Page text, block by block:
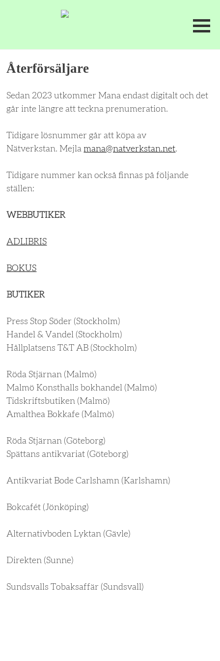
Återförsäljare
Sedan 2023 utkommer Mana endast digitalt och det
går inte längre att teckna prenumeration.
Tidigare lösnummer går att köpa av
Nätverkstan. Mejla mana@natverkstan.net.
Tidigare nummer kan också finnas på följande
ställen:
WEBBUTIKER
ADLIBRIS
BOKUS
BUTIKER
Press Stop Söder (Stockholm)
Handel & Vandel (Stockholm)
Hållplatsens T&T AB (Stockholm)
Röda Stjärnan (Malmö)
Malmö Konsthalls bokhandel (Malmö)
Tidskriftsbutiken (Malmö)
Amalthea Bokkafe (Malmö)
Röda Stjärnan (Göteborg)
Spättans antikvariat (Göteborg)
Antikvariat Bode Carlshamn (Karlshamn)
Bokcafét (Jönköping)
Alternativboden Lyktan (Gävle)
Direkten (Sunne)
Sundsvalls Tobaksaffär (Sundsvall)